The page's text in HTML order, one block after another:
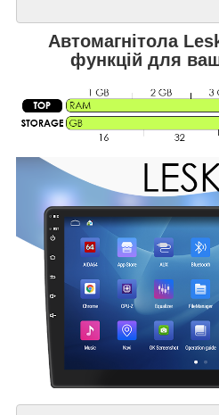
Автомагнітола
функцій для